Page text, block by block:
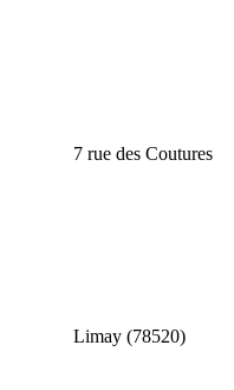
7 rue des Coutures
Limay (78520)